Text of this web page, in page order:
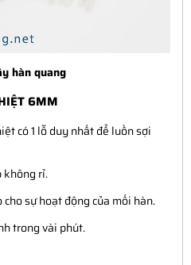
hàn quang
6MM
có 1 lỗ duy nhất để luồn sợi
không rỉ.
sự hoạt động của mối hàn.
trong vài phút.